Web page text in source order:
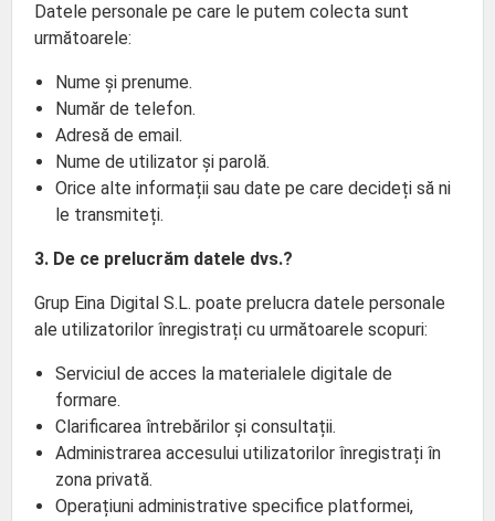
Datele personale pe care le putem colecta sunt
următoarele:
Nume și prenume.
Număr de telefon.
Adresă de email.
Nume de utilizator și parolă.
Orice alte informații sau date pe care decideți să ni
le transmiteți.
3. De ce prelucrăm datele dvs.?
Grup Eina Digital S.L. poate prelucra datele personale
ale utilizatorilor înregistrați cu următoarele scopuri:
Serviciul de acces la materialele digitale de
formare.
Clarificarea întrebărilor și consultații.
Administrarea accesului utilizatorilor înregistrați în
zona privată.
Operațiuni administrative specifice platformei,